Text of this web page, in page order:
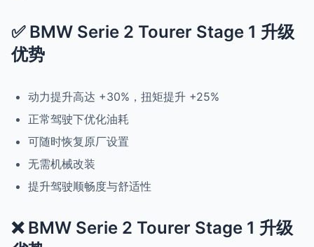
✅ BMW Serie 2 Tourer Stage 1 升级
优势
动力提升高达 +30%，扭矩提升 +25%
正常驾驶下优化油耗
可随时恢复原厂设置
无需机械改装
提升驾驶顺畅度与舒适性
❌ BMW Serie 2 Tourer Stage 1 升级